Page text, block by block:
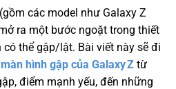
các model như Galaxy Z
ra một bước ngoặt trong thiết
thể gập/lật. Bài viết này sẽ đi
hình gập của Galaxy Z từ
điểm mạnh yếu, đến những